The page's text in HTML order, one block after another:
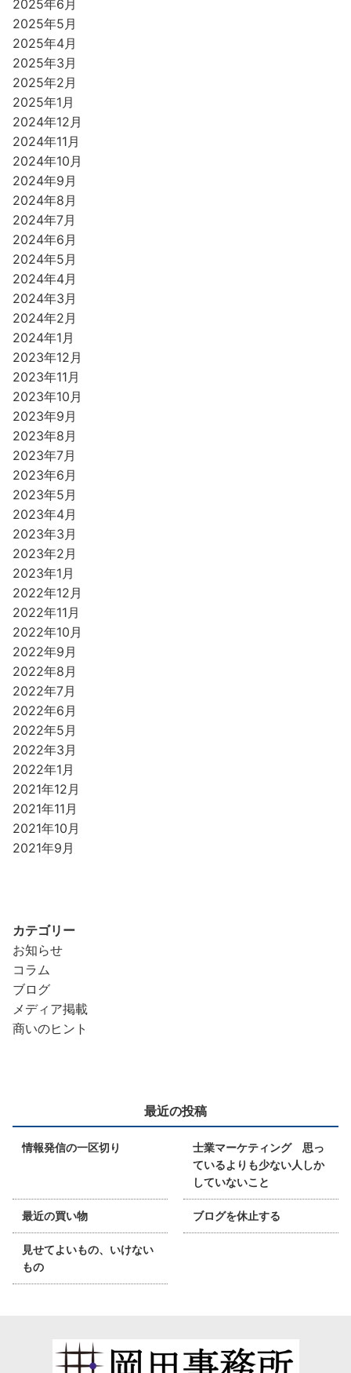
2025年6月
2025年5月
2025年4月
2025年3月
2025年2月
2025年1月
2024年12月
2024年11月
2024年10月
2024年9月
2024年8月
2024年7月
2024年6月
2024年5月
2024年4月
2024年3月
2024年2月
2024年1月
2023年12月
2023年11月
2023年10月
2023年9月
2023年8月
2023年7月
2023年6月
2023年5月
2023年4月
2023年3月
2023年2月
2023年1月
2022年12月
2022年11月
2022年10月
2022年9月
2022年8月
2022年7月
2022年6月
2022年5月
2022年3月
2022年1月
2021年12月
2021年11月
2021年10月
2021年9月
カテゴリー
お知らせ
コラム
ブログ
メディア掲載
商いのヒント
最近の投稿
情報発信の一区切り
士業マーケティング 思っ
ているよりも少ない人しか
していないこと
最近の買い物 ブログを休止する
見せてよいもの、いけない
もの